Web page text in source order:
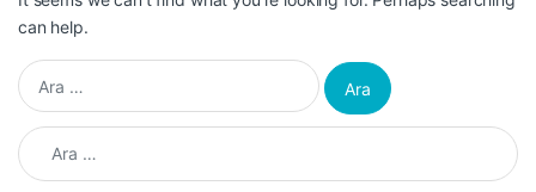
can help.
Arama:
Arama: